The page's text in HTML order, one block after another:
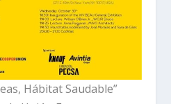
Hábitat Saudable”